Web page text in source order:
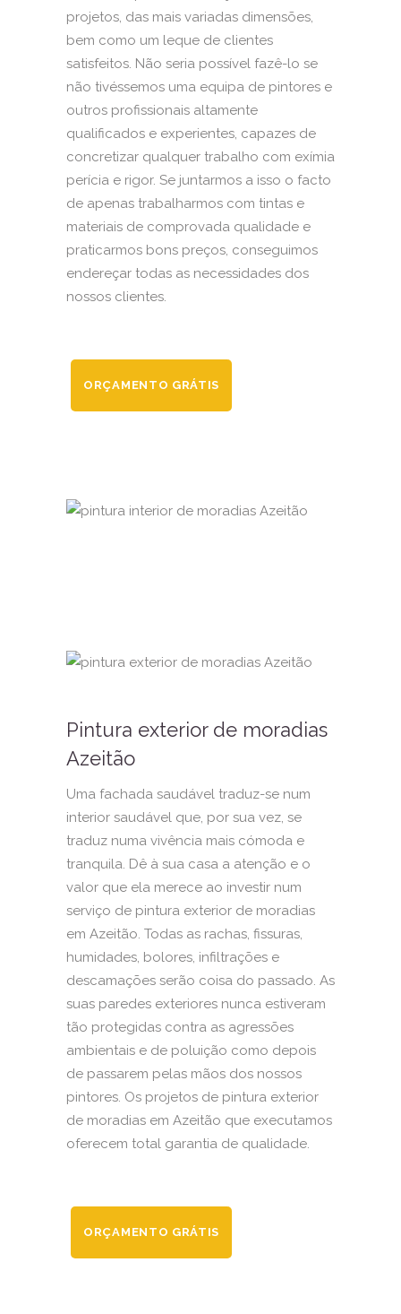
projetos, das mais variadas dimensões,
bem como um leque de clientes
satisfeitos. Não seria possível fazê-lo se
não tivéssemos uma equipa de pintores e
outros profissionais altamente
qualificados e experientes, capazes de
concretizar qualquer trabalho com exímia
perícia e rigor. Se juntarmos a isso o facto
de apenas trabalharmos com tintas e
materiais de comprovada qualidade e
praticarmos bons preços, conseguimos
endereçar todas as necessidades dos
nossos clientes.
ORÇAMENTO GRÁTIS
Pintura exterior de moradias
Azeitão
Uma fachada saudável traduz-se num
interior saudável que, por sua vez, se
traduz numa vivência mais cómoda e
tranquila. Dê à sua casa a atenção e o
valor que ela merece ao investir num
serviço de pintura exterior de moradias
em Azeitão. Todas as rachas, fissuras,
humidades, bolores, infiltrações e
descamações serão coisa do passado. As
suas paredes exteriores nunca estiveram
tão protegidas contra as agressões
ambientais e de poluição como depois
de passarem pelas mãos dos nossos
pintores. Os projetos de pintura exterior
de moradias em Azeitão que executamos
oferecem total garantia de qualidade.
ORÇAMENTO GRÁTIS